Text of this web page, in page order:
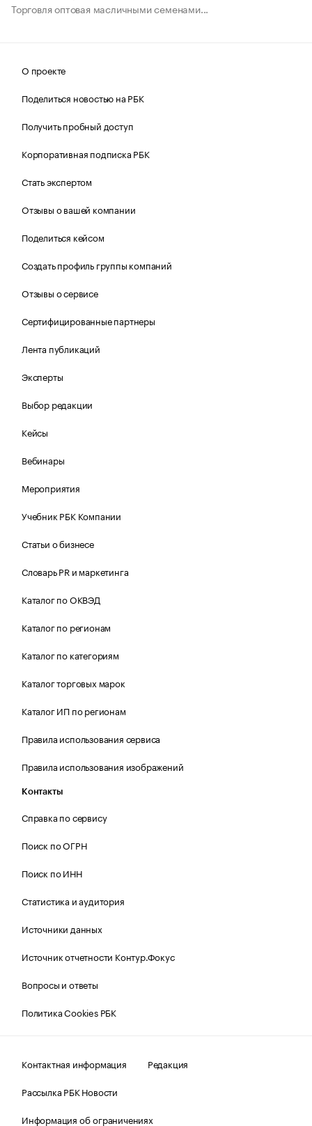
Торговля оптовая масличными семенами...
О проекте
Поделиться новостью на РБК
Получить пробный доступ
Корпоративная подписка РБК
Стать экспертом
Отзывы о вашей компании
Поделиться кейсом
Создать профиль группы компаний
Отзывы о сервисе
Сертифицированные партнеры
Лента публикаций
Эксперты
Выбор редакции
Кейсы
Вебинары
Мероприятия
Учебник РБК Компании
Статьи о бизнесе
Словарь PR и маркетинга
Каталог по ОКВЭД
Каталог по регионам
Каталог по категориям
Каталог торговых марок
Каталог ИП по регионам
Правила использования сервиса
Правила использования изображений
Контакты
Справка по сервису
Поиск по ОГРН
Поиск по ИНН
Статистика и аудитория
Источники данных
Источник отчетности Контур.Фокус
Вопросы и ответы
Политика Cookies РБК
Контактная информация
Редакция
Рассылка РБК Новости
Информация об ограничениях